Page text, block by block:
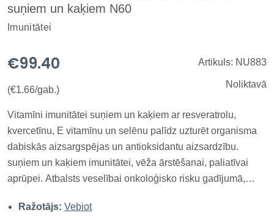
suņiem un kaķiem N60
Imunitātei
€99.40
(€1.66/gab.)
Artikuls: NU883
Noliktavā
Vitamīni imunitātei suņiem un kaķiem ar resveratrolu,
kvercetīnu, E vitamīnu un selēnu palīdz uzturēt organisma
dabiskās aizsargspējas un antioksidantu aizsardzību.
suņiem un kaķiem imunitātei, vēža ārstēšanai, paliatīvai
aprūpei. Atbalsts veselībai onkoloģisko risku gadījumā,
Neoplasmoxan Vebiot ir inovatīva papildbarība suņiem un
Ražotājs: Vebiot